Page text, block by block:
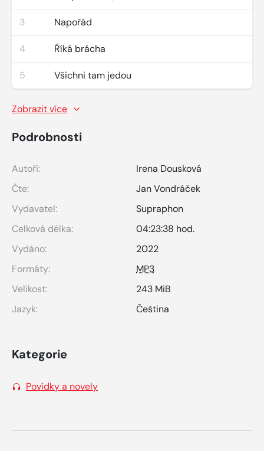
3 Napořád
4 Říká brácha
5 Všichni tam jedou
Zobrazit více
Podrobnosti
Autoři:
Irena Dousková
Čte:
Jan Vondráček
Vydavatel:
Supraphon
Celková délka:
04:23:38 hod.
Vydáno:
2022
Formáty:
MP3
Velikost:
243 MiB
Jazyk:
Čeština
Kategorie
Povídky a novely